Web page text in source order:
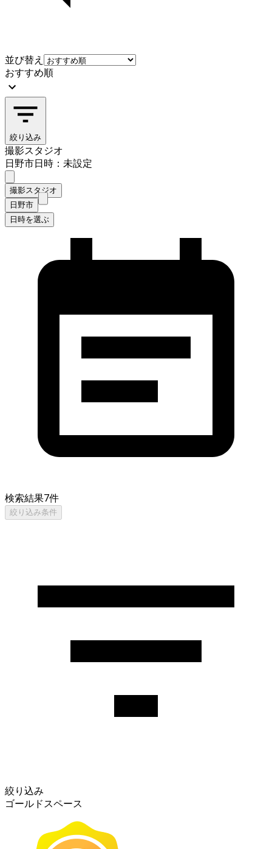
並び替え
おすすめ順
絞り込み
撮影スタジオ
日野市日時：未設定
撮影スタジオ
日野市
日時を選ぶ
検索結果7件
絞り込み条件
絞り込み
ゴールドスペース